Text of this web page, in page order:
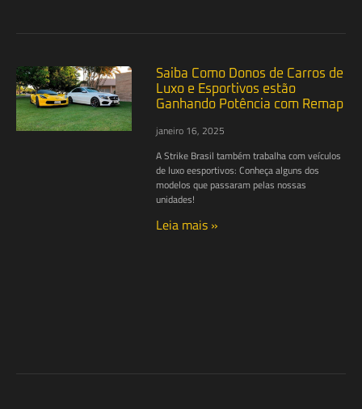
Saiba Como Donos de Carros de
Luxo e Esportivos estão
Ganhando Potência com Remap
janeiro 16, 2025
A Strike Brasil também trabalha com veículos
de luxo eesportivos: Conheça alguns dos
modelos que passaram pelas nossas
unidades!
Leia mais »